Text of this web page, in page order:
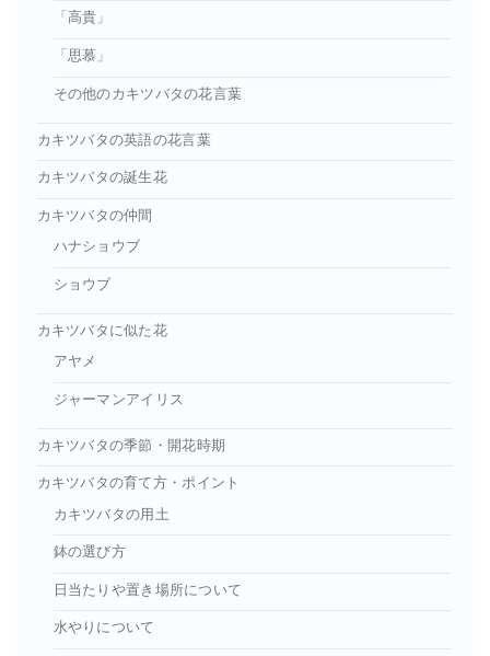
「高貴」
「思慕」
その他のカキツバタの花言葉
カキツバタの英語の花言葉
カキツバタの誕生花
カキツバタの仲間
ハナショウブ
ショウブ
カキツバタに似た花
アヤメ
ジャーマンアイリス
カキツバタの季節・開花時期
カキツバタの育て方・ポイント
カキツバタの用土
鉢の選び方
日当たりや置き場所について
水やりについて